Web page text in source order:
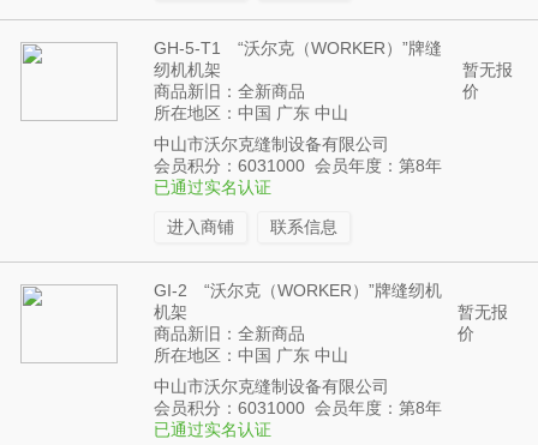
GH-5-T1 “沃尔克（WORKER）”牌缝
纫机机架
商品新旧：全新商品
所在地区：中国 广东 中山
暂无报
价
中山市沃尔克缝制设备有限公司
会员积分：6031000 会员年度：第8年
已通过实名认证
进入商铺 联系信息
GI-2 “沃尔克（WORKER）”牌缝纫机
机架
商品新旧：全新商品
所在地区：中国 广东 中山
暂无报
价
中山市沃尔克缝制设备有限公司
会员积分：6031000 会员年度：第8年
已通过实名认证